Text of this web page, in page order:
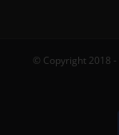
© Copyright 2018 -